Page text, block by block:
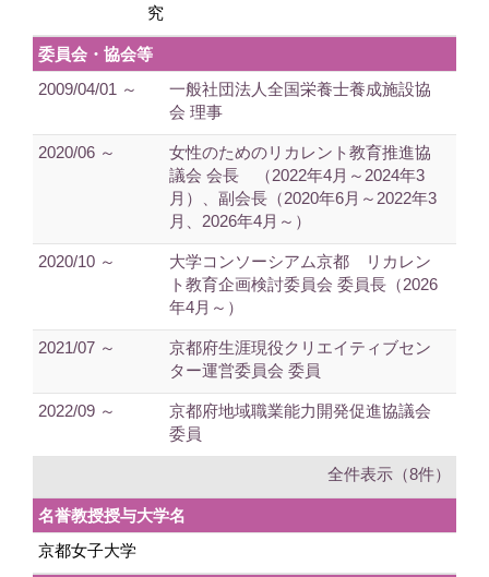
究
委員会・協会等
2009/04/01 ～
一般社団法人全国栄養士養成施設協
会 理事
2020/06 ～
女性のためのリカレント教育推進協
議会 会長 （2022年4月～2024年3
月）、副会長（2020年6月～2022年3
月、2026年4月～）
2020/10 ～
大学コンソーシアム京都 リカレン
ト教育企画検討委員会 委員長（2026
年4月～）
2021/07 ～
京都府生涯現役クリエイティブセン
ター運営委員会 委員
2022/09 ～
京都府地域職業能力開発促進協議会
委員
全件表示（8件）
名誉教授授与大学名
京都女子大学